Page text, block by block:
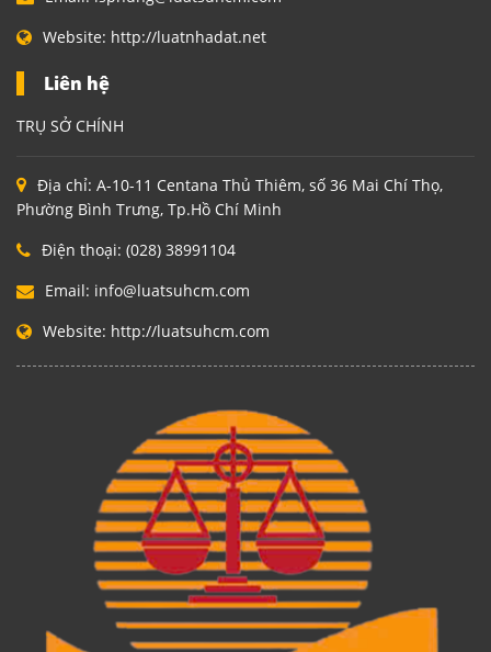
Website: http://luatnhadat.net
Liên hệ
TRỤ SỞ CHÍNH
Địa chỉ: A-10-11 Centana Thủ Thiêm, số 36 Mai Chí Thọ,
Phường Bình Trưng, Tp.Hồ Chí Minh
Điện thoại: (028) 38991104
Email: info@luatsuhcm.com
Website: http://luatsuhcm.com